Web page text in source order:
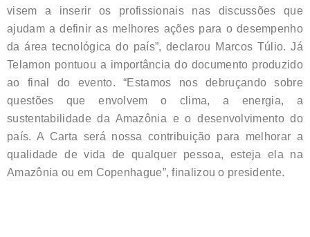
visem a inserir os profissionais nas discussões que
ajudam a definir as melhores ações para o desempenho
da área tecnológica do país”, declarou Marcos Túlio. Já
Telamon pontuou a importância do documento produzido
ao final do evento. “Estamos nos debruçando sobre
questões que envolvem o clima, a energia, a
sustentabilidade da Amazônia e o desenvolvimento do
país. A Carta será nossa contribuição para melhorar a
qualidade de vida de qualquer pessoa, esteja ela na
Amazônia ou em Copenhague”, finalizou o presidente.